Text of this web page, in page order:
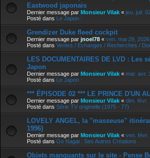
Eastwood japonais
Dernier message par Monsieur Vilak « jeu. juil.
Posté dans Le Japon :
Grendizer Duke fleed cockpit
Dernier message par jnoel78 « ven. mai 29,
Posté dans Ventes / Echanges / Recherches /
LES DOCUMENTAIRES DE LVD : Les
Japon
Dernier message par Monsieur Vilak « mar. avr.
Posté dans Le Japon :
*** ÉPISODE 02 *** LE PRINCE D'UN
Dernier message par Monsieur Vilak « dim. févr.
Posté dans Série TV originelle (1975 - 77)
LOVELY ANGEL, la "masseuse"
1996)
Dernier message par Monsieur Vilak « ven. févr.
Posté dans Go Nagai : Ses Autres Créations
Objets manquants sur le site - Pense